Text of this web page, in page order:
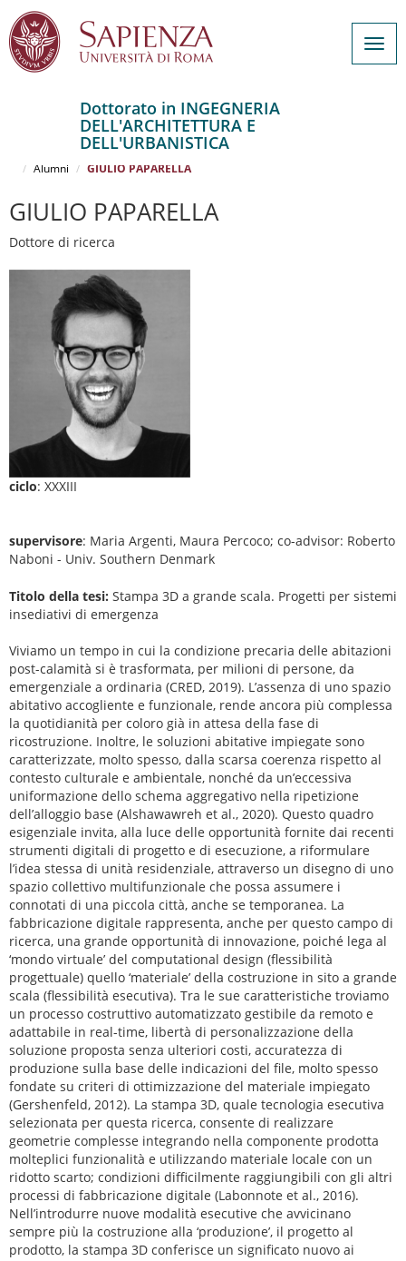
contenuto
Dottorato in INGEGNERIA
DELL'ARCHITETTURA E
DELL'URBANISTICA
INGEGNERIA DELL'ARCHITETTURA E DELL'URBANISTICA
Alumni
GIULIO PAPARELLA
GIULIO PAPARELLA
Dottore di ricerca
ciclo: XXXIII
supervisore: Maria Argenti, Maura Percoco; co-advisor: Roberto
Naboni - Univ. Southern Denmark
Titolo della tesi: Stampa 3D a grande scala. Progetti per sistemi
insediativi di emergenza
Viviamo un tempo in cui la condizione precaria delle abitazioni
post-calamità si è trasformata, per milioni di persone, da
emergenziale a ordinaria (CRED, 2019). L’assenza di uno spazio
abitativo accogliente e funzionale, rende ancora più complessa
la quotidianità per coloro già in attesa della fase di
ricostruzione. Inoltre, le soluzioni abitative impiegate sono
caratterizzate, molto spesso, dalla scarsa coerenza rispetto al
contesto culturale e ambientale, nonché da un’eccessiva
uniformazione dello schema aggregativo nella ripetizione
dell’alloggio base (Alshawawreh et al., 2020). Questo quadro
esigenziale invita, alla luce delle opportunità fornite dai recenti
strumenti digitali di progetto e di esecuzione, a riformulare
l’idea stessa di unità residenziale, attraverso un disegno di uno
spazio collettivo multifunzionale che possa assumere i
connotati di una piccola città, anche se temporanea. La
fabbricazione digitale rappresenta, anche per questo campo di
ricerca, una grande opportunità di innovazione, poiché lega al
‘mondo virtuale’ del computational design (flessibilità
progettuale) quello ‘materiale’ della costruzione in sito a grande
scala (flessibilità esecutiva). Tra le sue caratteristiche troviamo
un processo costruttivo automatizzato gestibile da remoto e
adattabile in real-time, libertà di personalizzazione della
soluzione proposta senza ulteriori costi, accuratezza di
produzione sulla base delle indicazioni del file, molto spesso
fondate su criteri di ottimizzazione del materiale impiegato
(Gershenfeld, 2012). La stampa 3D, quale tecnologia esecutiva
selezionata per questa ricerca, consente di realizzare
geometrie complesse integrando nella componente prodotta
molteplici funzionalità e utilizzando materiale locale con un
ridotto scarto; condizioni difficilmente raggiungibili con gli altri
processi di fabbricazione digitale (Labonnote et al., 2016).
Nell’introdurre nuove modalità esecutive che avvicinano
sempre più la costruzione alla ‘produzione’, il progetto al
prodotto, la stampa 3D conferisce un significato nuovo ai